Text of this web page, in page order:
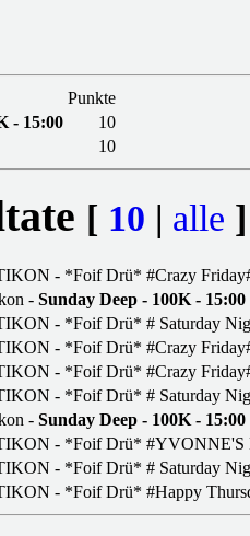
Punkte
- 15:00
10
10
[ 10 | alle ]
- *Foif Drü* #Crazy
- Sunday Deep - 100K - 15:00
- *Foif Drü* # Saturday
- *Foif Drü* #Crazy
- *Foif Drü* #Crazy
- *Foif Drü* # Saturday
- Sunday Deep - 100K - 15:00
- *Foif Drü*
- *Foif Drü* # Saturday
- *Foif Drü* #Happy